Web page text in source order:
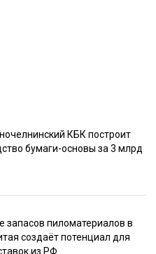
КБК построит
бумаги-основы за 3 млрд
запасов пиломатериалов в
создаёт потенциал для
из РФ